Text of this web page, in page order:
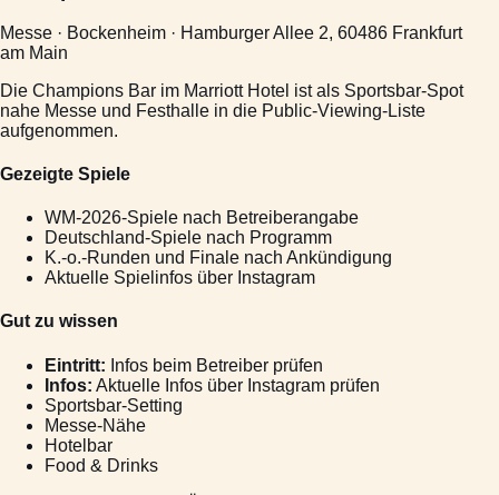
Messe · Bockenheim · Hamburger Allee 2, 60486 Frankfurt
am Main
Die Champions Bar im Marriott Hotel ist als Sportsbar-Spot
nahe Messe und Festhalle in die Public-Viewing-Liste
aufgenommen.
Gezeigte Spiele
WM-2026-Spiele nach Betreiberangabe
Deutschland-Spiele nach Programm
K.-o.-Runden und Finale nach Ankündigung
Aktuelle Spielinfos über Instagram
Gut zu wissen
Eintritt: Infos beim Betreiber prüfen
Infos: Aktuelle Infos über Instagram prüfen
Sportsbar-Setting
Messe-Nähe
Hotelbar
Food & Drinks